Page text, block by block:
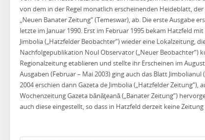
von dem in der Regel monatlich erscheinenden Heideblatt,
„Neuen Banater Zeitung“ (Temeswar), ab. Die erste Ausgabe
letzte im Januar 1990. Erst im Februar 1995 bekam Hatzfeld
Jimbolia („Hatzfelder Beobachter“) wieder eine Lokalzeitung,
Nachfolgepublikation Noul Observator („Neuer Beobachter“)
Regionalzeitung etablieren und stellte ihr Erscheinen im
Ausgaben (Februar – Mai 2003) ging auch das Blatt Jimbolianul
2004 erschien dann Gazeta de Jimbolia („Hatzfelder Zeitung“),
Wochenzeitung Gazeta bănăţeană („Banater Zeitung“)
auch diese eingestellt, so dass in Hatzfeld derzeit keine